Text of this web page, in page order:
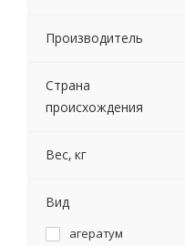
Производитель
Страна
происхождения
Вес, кг
Вид
агератум